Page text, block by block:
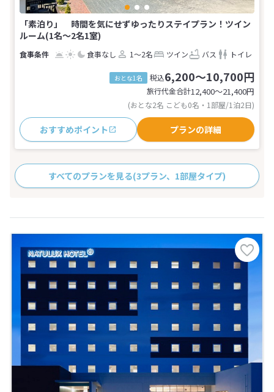
「素泊り」 時間を気にせずゆったりステイプラン！ツイン
ルーム(1名～2名1室)
食事なし 1～2名 ツイン バス トイレ
おとな1名 税込6,200～10,700円
旅行代金合計12,400〜21,400円
(おとな2名 こども0名・1部屋/1泊2日)
おすすめポイント プランの詳細
すべてのプランを見る(3プラン、1部屋タイプ)